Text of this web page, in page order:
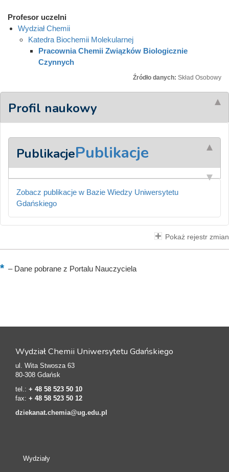
Profesor uczelni
Wydział Chemii
Katedra Biochemii Molekularnej
Pracownia Chemii Związków Biologicznie
Czynnych
Źródło danych: Skład Osobowy
Profil naukowy
PublikacjePublikacje
Zobacz publikacje w Bazie Wiedzy Uniwersytetu
Gdańskiego
Pokaż rejestr zmian
–Dane pobrane z Portalu Nauczyciela
Wydział Chemii Uniwersytetu Gdańskiego
ul. Wita Stwosza 63
80-308 Gdańsk
tel.: + 48 58 523 50 10
fax: + 48 58 523 50 12
dziekanat.chemia@ug.edu.pl
Wydziały